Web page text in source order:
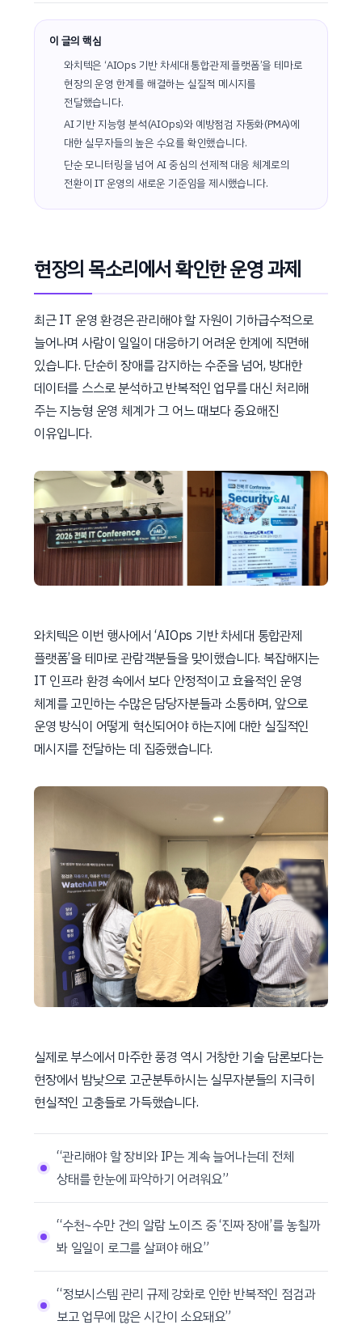
이 글의 핵심
와치텍은 ‘AIOps 기반 차세대 통합관제 플랫폼’을 테마로
현장의 운영 한계를 해결하는 실질적 메시지를
전달했습니다.
AI 기반 지능형 분석(AIOps)와 예방점검 자동화(PMA)에
대한 실무자들의 높은 수요를 확인했습니다.
단순 모니터링을 넘어 AI 중심의 선제적 대응 체계로의
전환이 IT 운영의 새로운 기준임을 제시했습니다.
현장의 목소리에서 확인한 운영 과제
최근 IT 운영 환경은 관리해야 할 자원이 기하급수적으로
늘어나며 사람이 일일이 대응하기 어려운 한계에 직면해
있습니다. 단순히 장애를 감지하는 수준을 넘어, 방대한
데이터를 스스로 분석하고 반복적인 업무를 대신 처리해
주는 지능형 운영 체계가 그 어느 때보다 중요해진
이유입니다.
와치텍은 이번 행사에서 ‘AIOps 기반 차세대 통합관제
플랫폼’을 테마로 관람객분들을 맞이했습니다. 복잡해지는
IT 인프라 환경 속에서 보다 안정적이고 효율적인 운영
체계를 고민하는 수많은 담당자분들과 소통하며, 앞으로
운영 방식이 어떻게 혁신되어야 하는지에 대한 실질적인
메시지를 전달하는 데 집중했습니다.
실제로 부스에서 마주한 풍경 역시 거창한 기술 담론보다는
현장에서 밤낮으로 고군분투하시는 실무자분들의 지극히
현실적인 고충들로 가득했습니다.
“관리해야 할 장비와 IP는 계속 늘어나는데 전체
상태를 한눈에 파악하기 어려워요”
“수천~수만 건의 알람 노이즈 중 ‘진짜 장애’를 놓칠까
봐 일일이 로그를 살펴야 해요”
“정보시스템 관리 규제 강화로 인한 반복적인 점검과
보고 업무에 많은 시간이 소요돼요”